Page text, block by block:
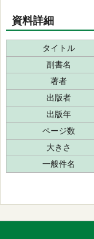
資料詳細
タイトル
副書名
著者
出版者
出版年
ページ数
大きさ
一般件名